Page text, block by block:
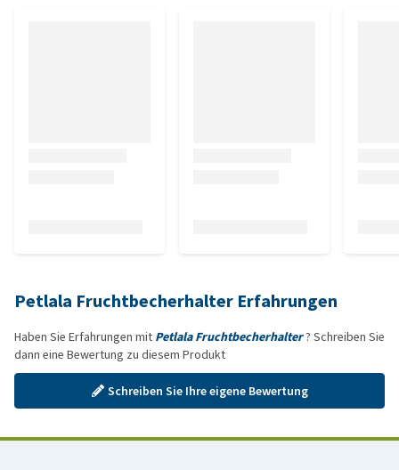
Petlala Fruchtbecherhalter Erfahrungen
Haben Sie Erfahrungen mit Petlala Fruchtbecherhalter? Schreiben Sie
dann eine Bewertung zu diesem Produkt
Schreiben Sie Ihre eigene Bewertung